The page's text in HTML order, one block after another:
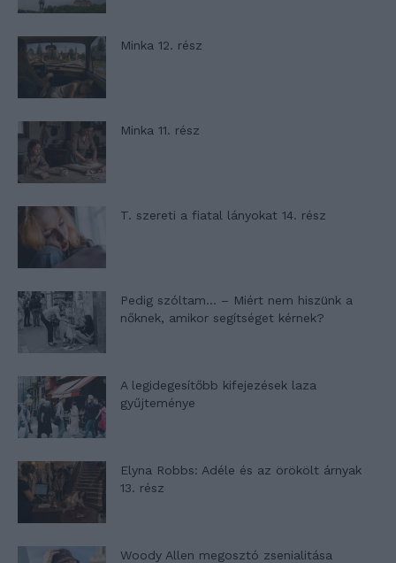
Minka 12. rész
Minka 11. rész
T. szereti a fiatal lányokat 14. rész
Pedig szóltam… – Miért nem hiszünk a
nőknek, amikor segítséget kérnek?
A legidegesítőbb kifejezések laza
gyűjteménye
Elyna Robbs: Adéle és az örökölt árnyak
13. rész
Woody Allen megosztó zsenialitása